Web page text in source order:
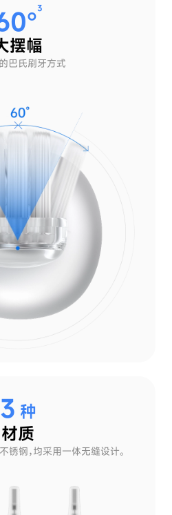
3
摆幅
巴氏刷牙方式
3 种
材质
锈钢，均采用一体无缝设计。